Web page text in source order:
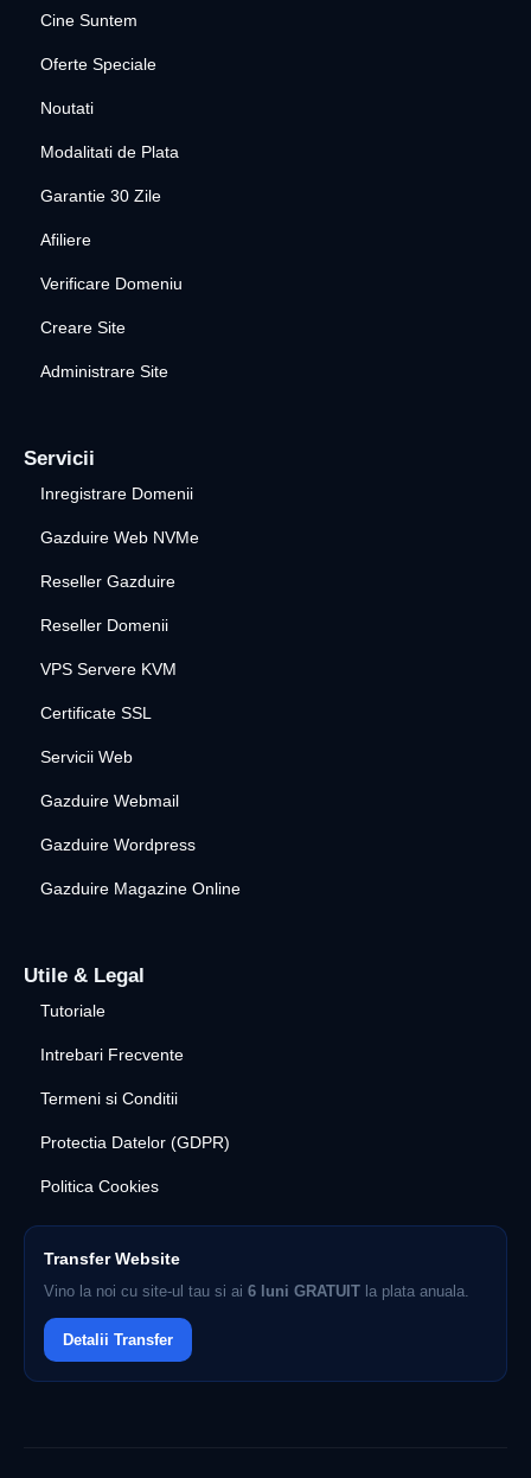
Cine Suntem
Oferte Speciale
Noutati
Modalitati de Plata
Garantie 30 Zile
Afiliere
Verificare Domeniu
Creare Site
Administrare Site
Servicii
Inregistrare Domenii
Gazduire Web NVMe
Reseller Gazduire
Reseller Domenii
VPS Servere KVM
Certificate SSL
Servicii Web
Gazduire Webmail
Gazduire Wordpress
Gazduire Magazine Online
Utile & Legal
Tutoriale
Intrebari Frecvente
Termeni si Conditii
Protectia Datelor (GDPR)
Politica Cookies
Transfer Website
Vino la noi cu site-ul tau si ai 6 luni GRATUIT la plata anuala.
Detalii Transfer